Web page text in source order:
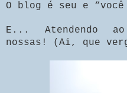
O blog é seu e
E... Atendendo
nossas! (Ai, que